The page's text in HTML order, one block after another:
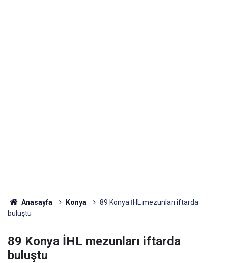
Anasayfa Konya
89 Konya İHL mezunları iftarda
buluştu
89 Konya İHL mezunları iftarda
buluştu